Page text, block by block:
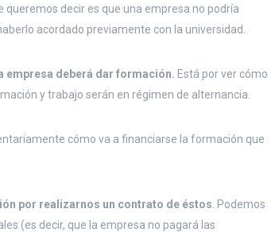
decir es que una empresa no podría
acordado previamente con la universidad.
empresa deberá dar formación. Está por ver cómo
y trabajo serán en régimen de alternancia.
cómo va a financiarse la formación que
por realizarnos un contrato de éstos . Podemos
(es decir, que la empresa no pagará las